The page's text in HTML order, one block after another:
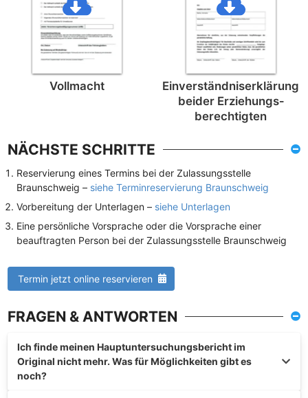
Vollmacht
Einverständnis­erklärung
beider Erziehungs­
berechtigten
NÄCHSTE SCHRITTE
Reservierung eines Termins bei der Zulassungsstelle
Braunschweig – siehe Terminreservierung Braunschweig
Vorbereitung der Unterlagen – siehe Unterlagen
Eine persönliche Vorsprache oder die Vorsprache einer
beauftragten Person bei der Zulassungsstelle Braunschweig
Termin jetzt online reservieren
FRAGEN & ANTWORTEN
Ich finde meinen Hauptuntersuchungsbericht im
Original nicht mehr. Was für Möglichkeiten gibt es
noch?